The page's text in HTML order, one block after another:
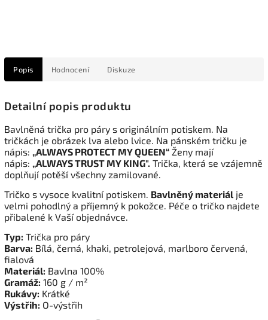
Popis Hodnocení Diskuze
Detailní popis produktu
Bavlněná trička pro páry s originálním potiskem. Na
tričkách je obrázek lva alebo lvice. Na pánském tričku je
nápis: „ALWAYS PROTECT MY QUEEN“ Ženy mají
nápis: „ALWAYS TRUST MY KING". Trička, která se vzájemně
doplňují potěší všechny zamilované.
Tričko s vysoce kvalitní potiskem. Bavlněný materiál je
velmi pohodlný a příjemný k pokožce. Péče o tričko najdete
přibalené k Vaší objednávce.
Typ: Trička pro páry
Barva: Bílá, černá, khaki, petrolejová, marlboro červená,
fialová
Materiál: Bavlna 100%
Gramáž: 160 g / m²
Rukávy: Krátké
Výstřih: O-výstřih